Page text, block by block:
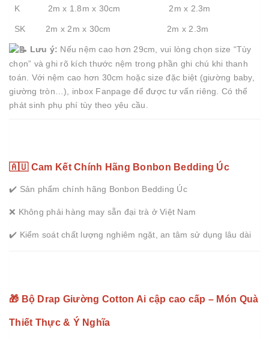
K 2m x 1.8m x 30cm 2m x 2.3m
SK 2m x 2m x 30cm 2m x 2.3m
Lưu ý: Nếu nệm cao hơn 29cm, vui lòng chọn size “Tùy
chọn” và ghi rõ kích thước nệm trong phần ghi chú khi thanh
toán. Với nệm cao hơn 30cm hoặc size đặc biệt (giường baby,
giường tròn…), inbox Fanpage để được tư vấn riêng. Có thể
phát sinh phụ phí tùy theo yêu cầu.
🇦🇺 Cam Kết Chính Hãng Bonbon Bedding Úc
✔️ Sản phẩm chính hãng Bonbon Bedding Úc
❌ Không phải hàng may sẵn đại trà ở Việt Nam
✔️ Kiểm soát chất lượng nghiêm ngặt, an tâm sử dụng lâu dài
🎁 Bộ Drap Giường Cotton Ai cập cao cấp – Món Quà
Thiết Thực & Ý Nghĩa